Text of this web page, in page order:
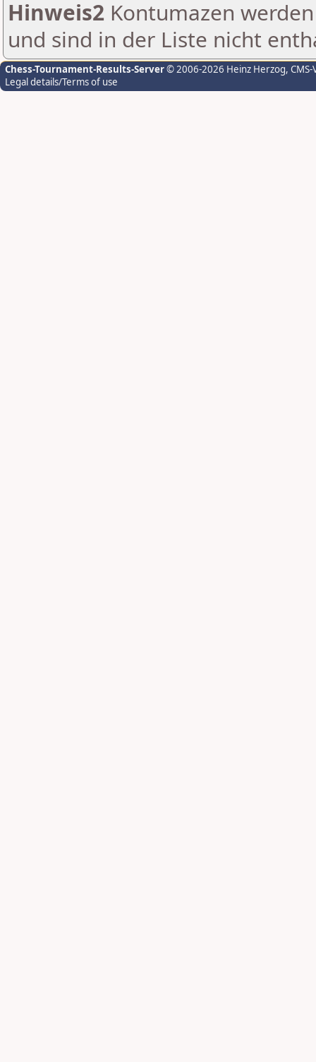
Hinweis2 Kontumazen
und sind in der Liste nicht
Chess-Tournament-Results-Server© 2006-2026 Heinz Herzog,
Legal details/Terms of use